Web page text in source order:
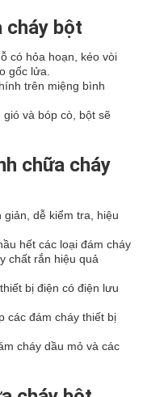
cháy bột
có hỏa hoạn, kéo vòi
gốc lửa.
trên miệng bình
và bóp cò, bột sẽ
chữa cháy
dễ kiểm tra, hiệu
hết các loại đám cháy
chất rắn hiệu quả
bị điện có điện lưu
các đám cháy thiết bị
cháy dầu mỏ và các